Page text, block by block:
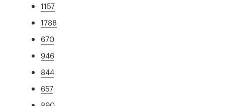
1157
1788
670
946
844
657